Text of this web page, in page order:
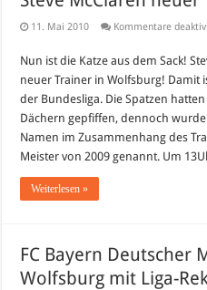
11. Mai 2010 Kommentare
Nun ist die Katze aus dem Sack!
neuer Trainer in Wolfsburg! Damit
der Bundesliga. Die Spatzen
Dächern gepfiffen, dennoch
Namen im Zusammenhang des
Meister von 2009 genannt. Um
Weiterlesen »
FC Bayern Deutscher
Wolfsburg mit Liga-